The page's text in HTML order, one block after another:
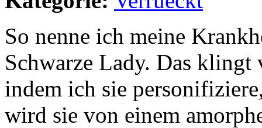
So nenne ich meine
Schwarze Lady. Das
indem ich sie
wird sie von einem